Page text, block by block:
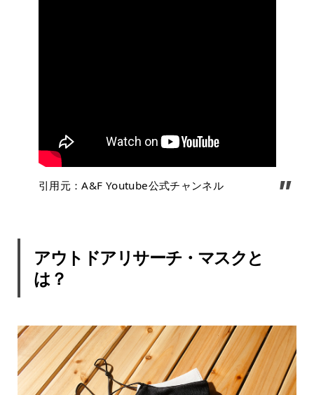
引用元：A&F Youtube公式チャンネル
アウトドアリサーチ・マスクと
は？